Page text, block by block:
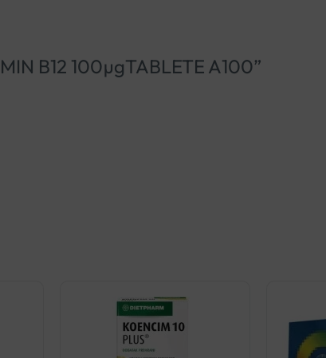
B12 100µgTABLETE A100”